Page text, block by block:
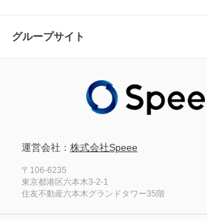
グループサイト
運営会社： 株式会社Speee
〒106-6235
東京都港区六本木3-2-1
住友不動産六本木グランドタワー35階